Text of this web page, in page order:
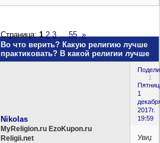
Во что верить? Какую религию лучше
практиковать? В какой религии лучше
Страница:1 2 3 … 55 »
1
1
2017г.
19:59
Nikolas
MyReligion.ru EzoKupon.ru
Religii.net